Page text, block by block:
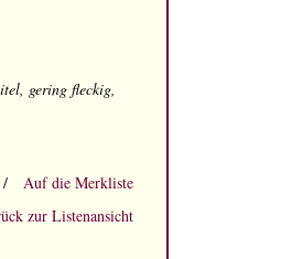
gering fleckig,
Auf die Merkliste
zur Listenansicht